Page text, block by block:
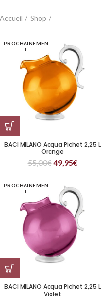
Accueil Shop
PROCHAINEMEN
T
BACI MILANO Acqua Pichet 2,25 L
Orange
55,00€49,95€
PROCHAINEMEN
T
BACI MILANO Acqua Pichet 2,25 L
Violet